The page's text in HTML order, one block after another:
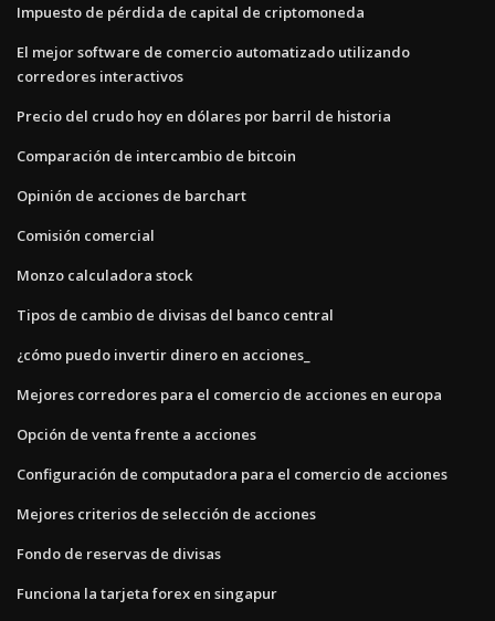
Impuesto de pérdida de capital de criptomoneda
El mejor software de comercio automatizado utilizando
corredores interactivos
Precio del crudo hoy en dólares por barril de historia
Comparación de intercambio de bitcoin
Opinión de acciones de barchart
Comisión comercial
Monzo calculadora stock
Tipos de cambio de divisas del banco central
¿cómo puedo invertir dinero en acciones_
Mejores corredores para el comercio de acciones en europa
Opción de venta frente a acciones
Configuración de computadora para el comercio de acciones
Mejores criterios de selección de acciones
Fondo de reservas de divisas
Funciona la tarjeta forex en singapur